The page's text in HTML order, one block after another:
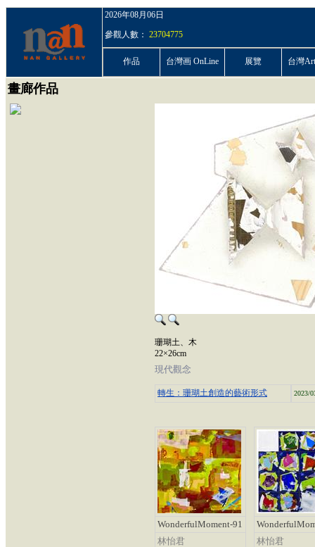
2026年08月06日
參觀人數： 23704775
作品 台灣画 OnLine 展覽 台灣
畫廊作品
珊瑚土、木
22×26cm
現代觀念
轉生：珊瑚土創造的藝術形式 2023/
WonderfulMoment-91
林怡君
林怡君